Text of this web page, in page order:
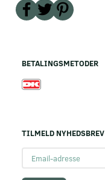
BETALINGSMETODER
TILMELD NYHEDSBREV
adresse